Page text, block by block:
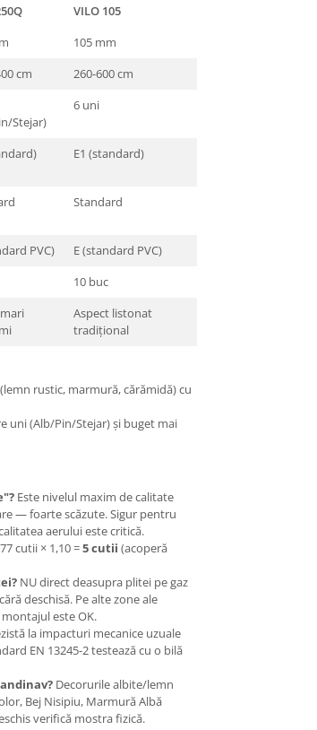
VILO 105
105 mm
cm
260-600 cm
Stejar)
6 uni
E1 (standard)
Standard
PVC)
E (standard PVC)
10 buc
Aspect listonat
tradițional
rustic, marmură, cărămidă) cu
uni (Alb/Pin/Stejar) și buget mai
Este nivelul maxim de calitate
— foarte scăzute. Sigur pentru
aerului este critică.
cutii × 1,10 =5 cutii (acoperă
NU direct deasupra plitei pe gaz
deschisă. Pe alte zone ale
este OK.
la impacturi mecanice uzuale
EN 13245-2 testează cu o bilă
Decorurile albite/lemn
Bej Nisipiu, Marmură Albă
verifică mostra fizică.